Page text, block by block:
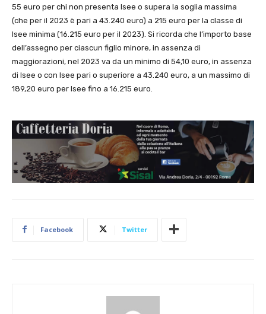
55 euro per chi non presenta Isee o supera la soglia massima
(che per il 2023 è pari a 43.240 euro) a 215 euro per la classe di
Isee minima (16.215 euro per il 2023). Si ricorda che l’importo base
dell’assegno per ciascun figlio minore, in assenza di
maggiorazioni, nel 2023 va da un minimo di 54,10 euro, in assenza
di Isee o con Isee pari o superiore a 43.240 euro, a un massimo di
189,20 euro per Isee fino a 16.215 euro.
Facebook Twitter